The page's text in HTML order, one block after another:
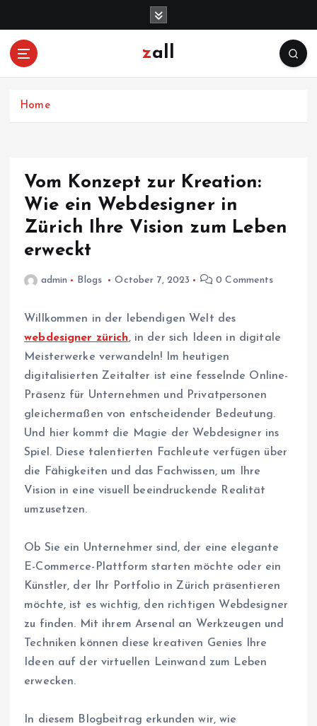
zall
Home
Vom Konzept zur Kreation:
Wie ein Webdesigner in
Zürich Ihre Vision zum Leben
erweckt
admin Blogs October 7, 2023 0 Comments
Willkommen in der lebendigen Welt des
webdesigner zürich, in der sich Ideen in digitale
Meisterwerke verwandeln! Im heutigen
digitalisierten Zeitalter ist eine fesselnde Online-
Präsenz für Unternehmen und Privatpersonen
gleichermaßen von entscheidender Bedeutung.
Und hier kommt die Magie der Webdesigner ins
Spiel. Diese talentierten Fachleute verfügen über
die Fähigkeiten und das Fachwissen, um Ihre
Vision in eine visuell beeindruckende Realität
umzusetzen.
Ob Sie ein Unternehmer sind, der eine elegante
E-Commerce-Plattform starten möchte oder ein
Künstler, der Ihr Portfolio in Zürich präsentieren
möchte, ist es wichtig, den richtigen Webdesigner
zu finden. Mit ihrem Arsenal an Werkzeugen und
Techniken können diese kreativen Genies Ihre
Ideen auf der virtuellen Leinwand zum Leben
erwecken.
In diesem Blogbeitrag erkunden wir, wie